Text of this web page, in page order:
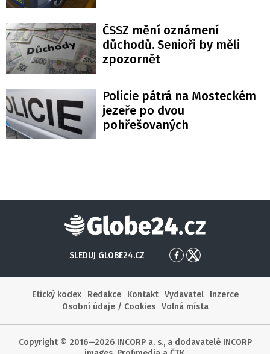
ČSSZ mění oznámení
důchodů. Senioři by měli
zpozornět
Policie pátrá na Mosteckém
jezeře po dvou
pohřešovaných
Globe24
SLEDUJ GLOBE24.CZ
Přejít
Facebook
Přejít
X
Etický kodex
Redakce Kontakt Vydavatel
Inzerce
Osobní údaje / Cookies
Volná místa
Copyright © 2016—2026 INCORP a. s., a dodavatelé INCORP